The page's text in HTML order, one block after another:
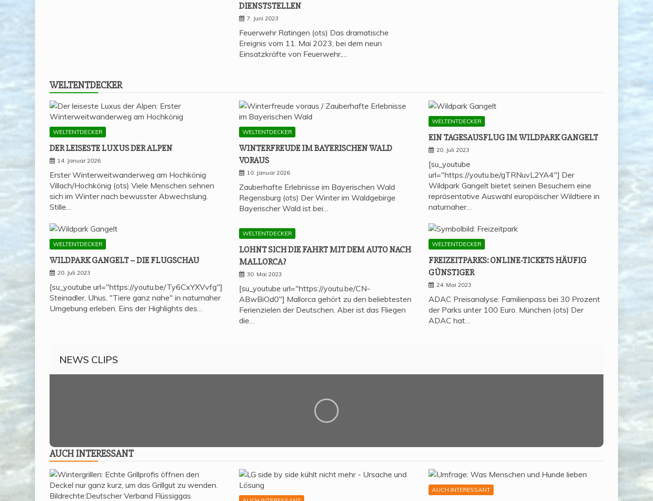
DIENSTSTELLEN
7. Juni 2023
Feuerwehr Ratingen (ots) Das dramatische
Ereignis vom 11. Mai 2023, bei dem neun
Einsatzkräfte von Feuerwehr,…
WELT­ENT­DE­CKER
WELTENTDECKER
DER LEI­SES­TE LUXUS DER ALPEN
14. Januar 2026
Erster Winterweitwanderweg am Hochkönig
Villach/Hochkönig (ots) Viele Menschen sehnen
sich im Winter nach bewusster Abwechslung.
Stille…
WELTENTDECKER
WIN­TER­FREU­DE IM BAYE­RI­SCHEN WALD
VORAUS
10. Januar 2026
Zauberhafte Erlebnisse im Bayerischen Wald
Regensburg (ots) Der Winter im Waldgebirge
Bayerischer Wald ist bei…
WELTENTDECKER
EIN TAGES­AUS­FLUG IM WILD­PARK GANGELT
20. Juli 2023
[su_youtube
url="https://youtu.be/gTRNuvL2YA4"] Der
Wildpark Gangelt bietet seinen Besuchern eine
repräsentative Auswahl europäischer Wildtiere in
naturnaher…
WELTENTDECKER
WILD­PARK GAN­GELT – DIE FLUGSCHAU
20. Juli 2023
[su_youtube url="https://youtu.be/Ty6CxYXVvfg"]
Steinadler, Uhus, "Tiere ganz nahe" in naturnaher
Umgebung erleben. Eins der Highlights des…
WELTENTDECKER
LOHNT SICH DIE FAHRT MIT DEM AUTO NACH
MALLORCA?
30. Mai 2023
[su_youtube url="https://youtu.be/CN-
ABwBiOd0"] Mallorca gehört zu den beliebtesten
Ferienzielen der Deutschen. Aber ist das Fliegen
die…
WELTENTDECKER
FREI­ZEIT­PARKS: ONLINE-TICKETS HÄU­FIG
GÜNSTIGER
24. Mai 2023
ADAC Preisanalyse: Familienpass bei 30 Prozent
der Parks unter 100 Euro. München (ots) Der
ADAC hat…
NEWS CLIPS
AUCH INTER­ES­SANT
AUCH INTERESSANT